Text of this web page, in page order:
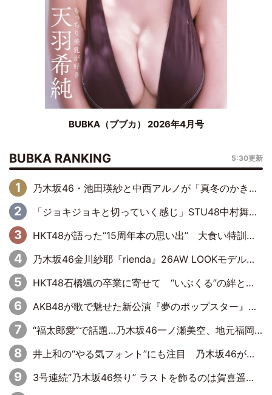
BUBKA（ブブカ） 2026年4月号
BUBKA RANKING 5:30更新
乃木坂46・池田瑛紗と中西アルノが「真冬のかき氷」騒動で火花散らす！ 因縁の裏にあるのは、逆境をともに“凌”ぐ似た者同士の絆
「ジョキジョキと切っていく感じ」STU48中村舞、新しい挑戦は自らの手で
HKT48が語った“15周年本の思い出” 大食い特訓・守護霊企画・制服グラビア…盛りだくさんの裏話
乃木坂46金川紗耶『rienda』26AW LOOKモデルに就任
HKT48石橋颯の卒業に寄せて “いぶくる”の絆と後輩・龍頭綺音の決意
AKB48が歌で魅せた新公演『夢のポップスター』 初日から全身全霊のステージ
“福太郎愛”で話題…乃木坂46一ノ瀬美空、地元福岡『めんべい25周年トップサポーター』に就任
井上和の“やる気フォント”にも注目 乃木坂46が挑んだ書道パフォーマンスの舞台裏
3号連続“乃木坂46祭り” ラストを飾るのは賀喜遥香…5年ぶりの登場に「5年分大人になった私を見ていただけたら」